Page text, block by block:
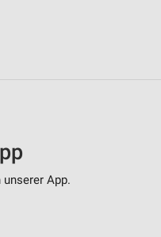
App.